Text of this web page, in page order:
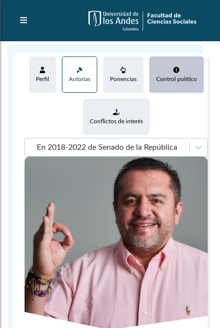
Perfil Autorías Ponencias Control político
Conflictos de interés
En 2018-2022 de Senado de la República